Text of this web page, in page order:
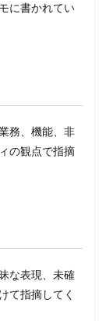
に書かれてい
務、機能、非
の観点で指摘
な表現、未確
て指摘してく